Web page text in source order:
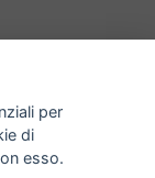
per
di
esso.